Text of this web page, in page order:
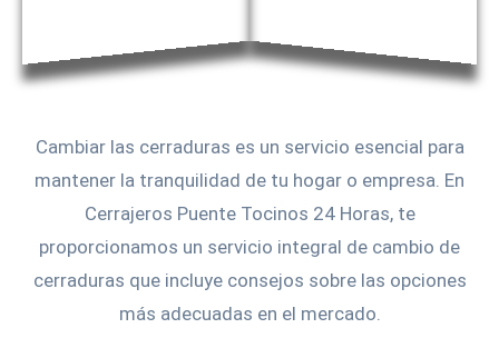
Cambiar las cerraduras es un servicio esencial para
mantener la tranquilidad de tu hogar o empresa. En
Cerrajeros Puente Tocinos 24 Horas, te
proporcionamos un servicio integral de cambio de
cerraduras que incluye consejos sobre las opciones
más adecuadas en el mercado.